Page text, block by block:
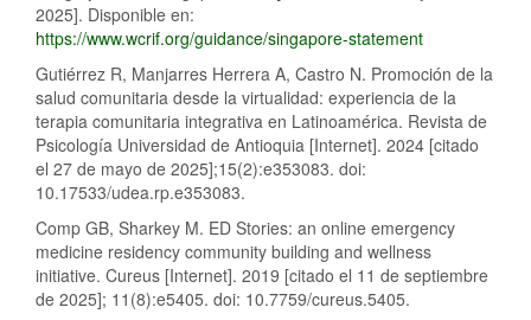
2025]. Disponible en:
https://www.wcrif.org/guidance/singapore-statement
Gutiérrez R, Manjarres Herrera A, Castro N. Promoción de la
salud comunitaria desde la virtualidad: experiencia de la
terapia comunitaria integrativa en Latinoamérica. Revista de
Psicología Universidad de Antioquia [Internet]. 2024 [citado
el 27 de mayo de 2025];15(2):e353083. doi:
10.17533/udea.rp.e353083.
Comp GB, Sharkey M. ED Stories: an online emergency
medicine residency community building and wellness
initiative. Cureus [Internet]. 2019 [citado el 11 de septiembre
de 2025]; 11(8):e5405. doi: 10.7759/cureus.5405.